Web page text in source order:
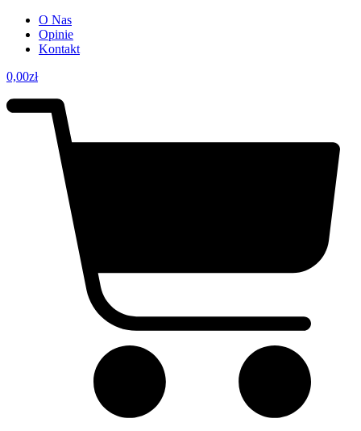
O Nas
Opinie
Kontakt
0,00zł